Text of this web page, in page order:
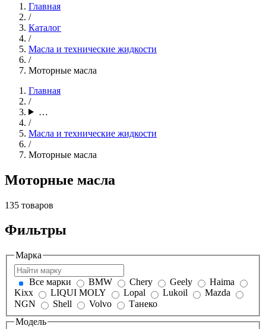
Главная
/
Каталог
/
Масла и технические жидкости
/
Моторные масла
Главная
/
…
/
Масла и технические жидкости
/
Моторные масла
Моторные масла
135 товаров
Фильтры
Марка
Все марки BMW Chery Geely
Haima
Kixx
LIQUI MOLY Lopal Lukoil
Mazda
NGN
Shell Volvo
Танеко
Модель